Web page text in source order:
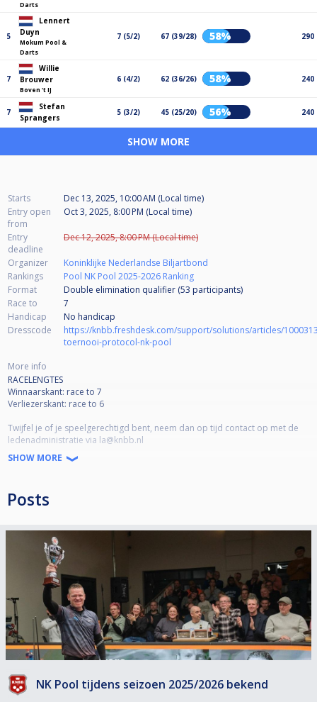
Darts
5
Lennert
Duyn
Mokum Pool &
Darts
7 (5/2) 67 (39/28) 58% 290
7
Willie
Brouwer
Boven 't IJ
6 (4/2) 62 (36/26) 58% 240
7
Stefan
Sprangers
5 (3/2) 45 (25/20) 56% 240
SHOW MORE
Starts
Dec 13, 2025, 10:00 AM (Local time)
Entry open
from
Oct 3, 2025, 8:00 PM (Local time)
Entry
deadline
Dec 12, 2025, 8:00 PM (Local time)
Organizer
Koninklijke Nederlandse Biljartbond
Rankings
Pool NK Pool 2025-2026 Ranking
Format
Double elimination qualifier (53 participants)
Race to
7
Handicap
No handicap
Dresscode
https://knbb.freshdesk.com/support/solutions/articles/
toernooi-protocol-nk-pool
More info
RACELENGTES
Winnaarskant: race to 7
Verliezerskant: race to 6
Twijfel je of je speelgerechtigd bent, neem dan op tijd contact op met de
ledenadministratie via la@knbb.nl
===========================
meedoen met de Nederlandse nationaliteit. Daarom kunnen er aan dit NK
tonen. Dit mag een paspoort of identiteitskaart zijn. Indien dit niet kan
worden getoond mag er niet worden deelgenomen aan het NK. Neem bij
twijfel contact op met de KNBB via Een ticket indienen:
https://helpdeskpool.knbb.nl/support/tickets/new
===========================
Dear participants, through this NK it is possible to obtain a European
Championship ticket (see regulations). Only participants with Dutch
nationality can participate with this European Championship ticket. That is
why only participants with Dutch nationality can participate in this National
to show your ID. This may be a passport or identity card. If this cannot be
shown, you will not be allowed to participate in the National
SHOW MORE
Posts
NK Pool tijdens seizoen 2025/2026 bekend